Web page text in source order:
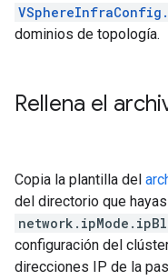
dominios de topología.
Rellena el
Copia la plantilla del
del directorio que
configuración del
direcciones IP de la